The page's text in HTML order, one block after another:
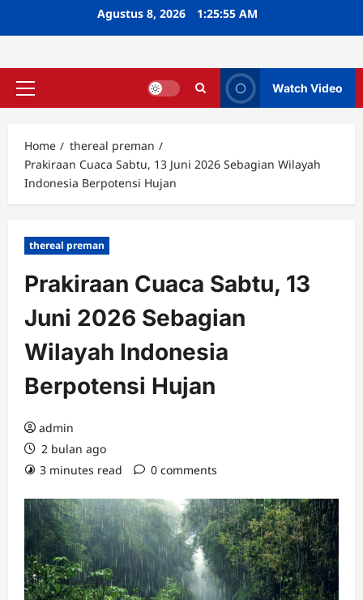
Agustus 8, 2026 1:25:56 AM
Primary
Watch Video
Home
thereal preman
Prakiraan Cuaca Sabtu, 13 Juni 2026 Sebagian Wilayah
Indonesia Berpotensi Hujan
thereal preman
Prakiraan Cuaca Sabtu, 13
Juni 2026 Sebagian
Wilayah Indonesia
Berpotensi Hujan
admin
2 bulan ago
3 minutes read
0 comments